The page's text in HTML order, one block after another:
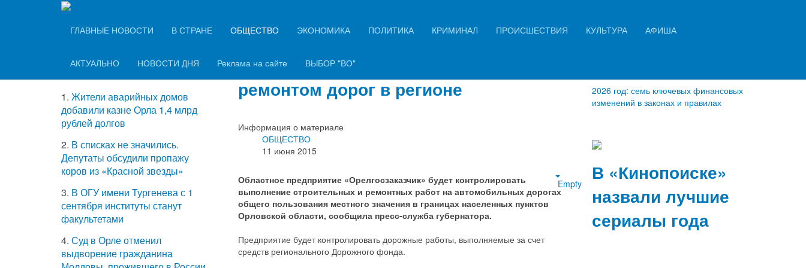
ГЛАВНЫЕ НОВОСТИ
В СТРАНЕ ОБЩЕСТВО ЭКОНОМИКА ПОЛИТИКА КРИМИНАЛ ПРОИСШЕСТВИЯ КУЛЬТУРА АФИША
АКТУАЛЬНО НОВОСТИ ДНЯ Реклама на сайте ВЫБОР "ВО"
Предприятию «Орелгосзаказчик»
добавили функцию контроля за
ремонтом дорог в регионе
Информация о материале
ОБЩЕСТВО
11 июня 2015
Empty
Областное предприятие «Орелгосзаказчик» будет контролировать
выполнение строительных и ремонтных работ на автомобильных дорогах
общего пользования местного значения в границах населенных пунктов
Орловской области, сообщила пресс-служба губернатора.
Предприятие будет контролировать дорожные работы, выполняемые за счет
средств регионального Дорожного фонда.
1. Жители аварийных домов
добавили казне Орла 1,4 млрд
рублей долгов
2. В списках не значились.
Депутаты обсудили пропажу
коров из «Красной звезды»
3. В ОГУ имени Тургенева с 1
сентября институты станут
факультетами
4. Суд в Орле отменил
выдворение гражданина
2026 год: семь ключевых финансовых
изменений в законах и правилах
В «Кинопоиске»
назвали лучшие
сериалы года